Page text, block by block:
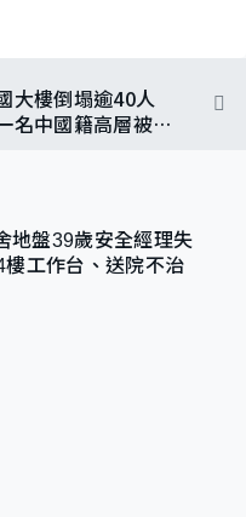
大樓倒塌逾40人
中國籍高層被
地盤39歲安全經理失
工作台、送院不治